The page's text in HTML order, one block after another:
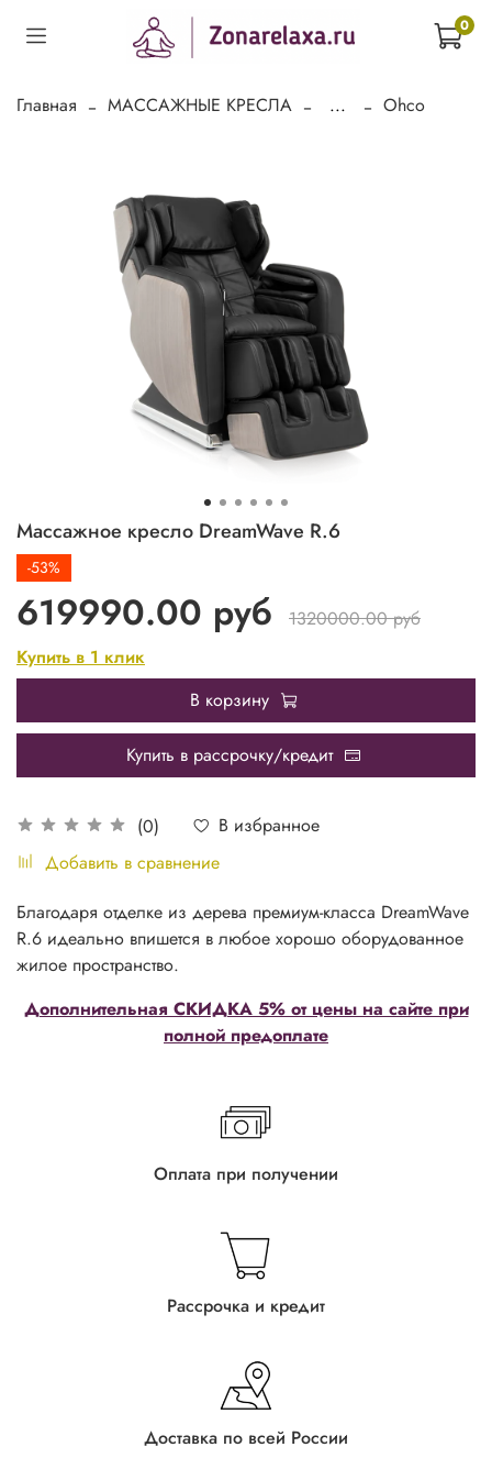
0
Главная МАССАЖНЫЕ КРЕСЛА ... Ohco
Массажное кресло DreamWave R.6
(0)
В избранное
Добавить в сравнение
-53%
619990.00 руб
1320000.00 руб
Купить в 1 клик
В корзину
Купить в рассрочку/кредит
Дополнительная СКИДКА 5% от цены на сайте при
полной предоплате
Благодаря отделке из дерева премиум-класса DreamWave
R.6 идеально впишется в любое хорошо оборудованное
жилое пространство.
Оплата при получении
Рассрочка и кредит
Доставка по всей России